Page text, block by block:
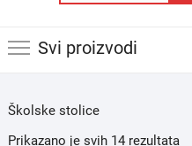
za:
Svi proizvodi
Školske stolice
Prikazano je svih 14 rezultata